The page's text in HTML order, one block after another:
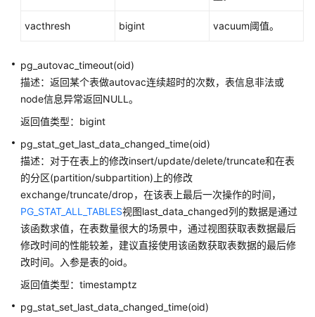
数
据
脱
函
数
层
次
递
归
询
函
数
vacthresh bigint vacuum阈值。
pg_autovac_timeout(oid)
描述：返回某个表做autovac连续超时的次数，表信息非法或
node信息异常返回NULL。
返回值类型：bigint
pg_stat_get_last_data_changed_time(oid)
描述：对于在表上的修改insert/update/delete/truncate和在表
的分区(partition/subpartition)上的修改
exchange/truncate/drop，在该表上最后一次操作的时间，
PG_STAT_ALL_TABLES视图last_data_changed列的数据是通过
该函数求值，在表数量很大的场景中，通过视图获取表数据最后
修改时间的性能较差，建议直接使用该函数获取表数据的最后修
改时间。入参是表的oid。
返回值类型：timestamptz
pg_stat_set_last_data_changed_time(oid)